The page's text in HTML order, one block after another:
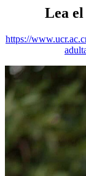
Lea
https://